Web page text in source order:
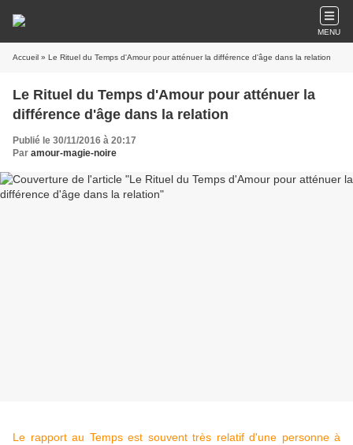
MENU
Accueil » Le Rituel du Temps d'Amour pour atténuer la différence d'âge dans la relation
Le Rituel du Temps d'Amour pour atténuer la
différence d'âge dans la relation
Publié le 30/11/2016 à 20:17
Par amour-magie-noire
Le rapport au Temps est souvent très relatif d'une personne à